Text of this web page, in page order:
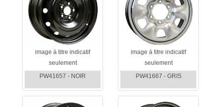
image à titre indicatif
seulement
PW41657 - NOIR
image à titre indicatif
seulement
PW41667 - GRIS